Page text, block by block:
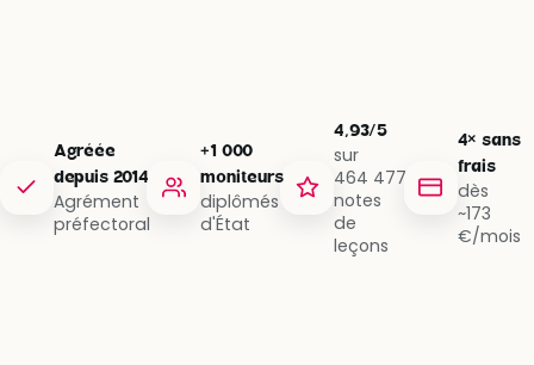
Agréée
depuis 2014
Agrément
préfectoral
+1 000
moniteurs
diplômés
d'État
4,93/5
sur
464 477
notes
de
leçons
4× sans
frais
dès
~173
€/mois